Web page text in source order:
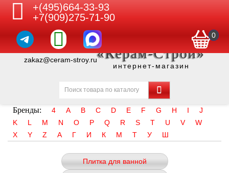
+(495)664-33-93
+7(909)275-71-90
0
zakaz@ceram-stroy.ru«Керам-Строй»
интернет-магазин
Бренды: 4 A B C D E F G H I
J
K
L M N O P Q R S T U V
W
X
Y Z А Г И К М Т У Ш
Плитка для ванной